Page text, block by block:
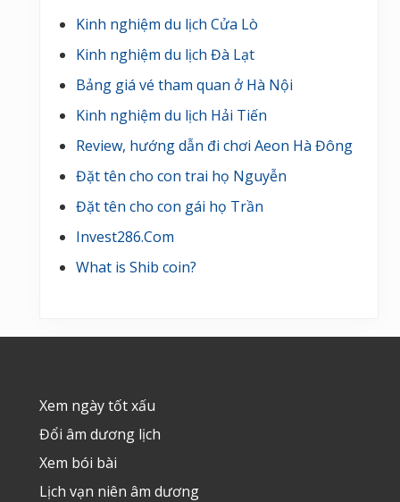
Kinh nghiệm du lịch Cửa Lò
Kinh nghiệm du lịch Đà Lạt
Bảng giá vé tham quan ở Hà Nội
Kinh nghiệm du lịch Hải Tiến
Review, hướng dẫn đi chơi Aeon Hà Đông
Đặt tên cho con trai họ Nguyễn
Đặt tên cho con gái họ Trần
Invest286.Com
What is Shib coin?
Xem ngày tốt xấu
Đổi âm dương lịch
Xem bói bài
Lịch vạn niên âm dương